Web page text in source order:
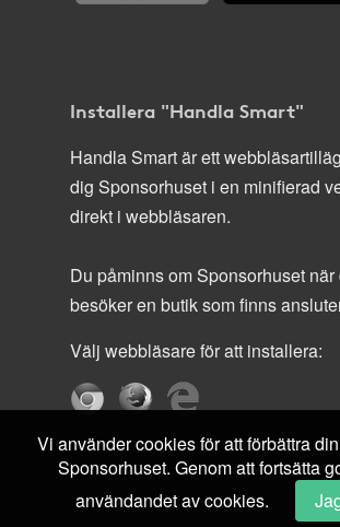
Installera "Handla Smart"
Handla Smart är ett
dig Sponsorhuset i en minifierad
direkt i webbläsaren.
Du påminns om Sponsorhuset när
besöker en butik som finns
Välj webbläsare för att installera:
Vi använder cookies för att förbättra
Sponsorhuset. Genom att fortsätta
användandet av cookies.